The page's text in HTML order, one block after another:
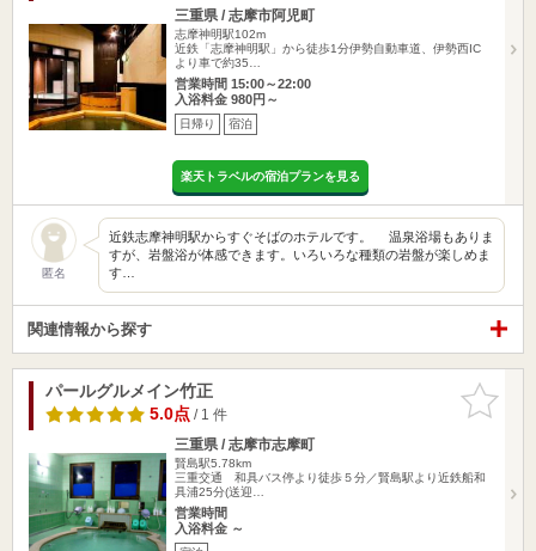
三重県 / 志摩市阿児町
志摩神明駅102m
近鉄「志摩神明駅」から徒歩1分伊勢自動車道、伊勢西IC
より車で約35…
営業時間 15:00～22:00
入浴料金 980円～
日帰り 宿泊
楽天トラベルの宿泊プランを見る
匿名
近鉄志摩神明駅からすぐそばのホテルです。 温泉浴場もありま
すが、岩盤浴が体感できます。いろいろな種類の岩盤が楽しめま
す…
関連情報から探す
お気に入
りに追加
パールグルメイン竹正
5.0点/ 1 件
三重県 / 志摩市志摩町
賢島駅5.78km
三重交通 和具バス停より徒歩５分／賢島駅より近鉄船和
具浦25分(送迎…
営業時間
入浴料金 ～